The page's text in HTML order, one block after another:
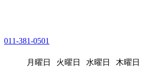
011-381-0501
月曜日 火曜日 水曜日 木曜日